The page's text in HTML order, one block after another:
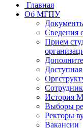
Главная
Об МГПУ
Сведения
Прием
Доступная
История
Выборы
Ректоры
Вакансии